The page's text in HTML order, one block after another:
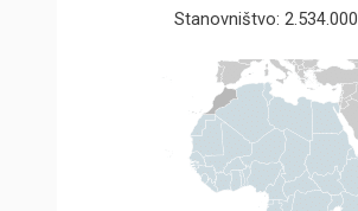
Stanovništvo: 2.534.000